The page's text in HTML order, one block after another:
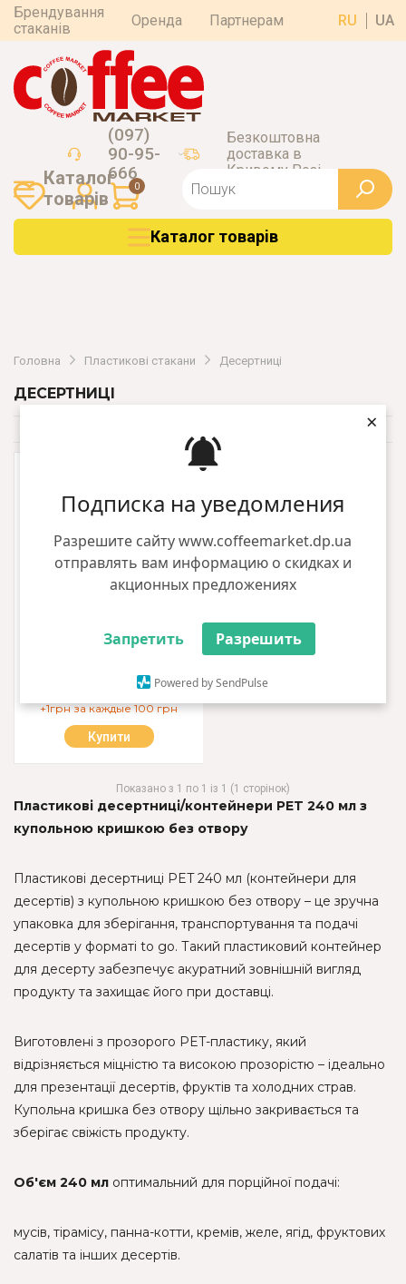
Подписка на уведомления
Разрешите сайту www.coffeemarket.dp.ua
отправлять вам информацию о скидках и
акционных предложениях
Запретить Разрешить
Powered by SendPulse
×
Брендування
стаканів
Оренда Партнерам RU UA
(097)
90-95-
666
Безкоштовна
доставка в
Кривому Розі
0
Каталог
товарiв
Каталог товарiв
Головна Пластикові стакани Десертниці
ДЕСЕРТНИЦІ
+1грн за каждые 100 грн
Купити
Показано з 1 по 1 із 1 (1 сторінок)
Пластикові десертниці/контейнери PET 240 мл з
купольною кришкою без отвору
Пластикові десертниці PET 240 мл (контейнери для
десертів) з купольною кришкою без отвору – це зручна
упаковка для зберігання, транспортування та подачі
десертів у форматі to go. Такий пластиковий контейнер
для десерту забезпечує акуратний зовнішній вигляд
продукту та захищає його при доставці.
Виготовлені з прозорого PET-пластику, який
відрізняється міцністю та високою прозорістю – ідеально
для презентації десертів, фруктів та холодних страв.
Купольна кришка без отвору щільно закривається та
зберігає свіжість продукту.
Об'єм 240 мл оптимальний для порційної подачі:
мусів, тірамісу, панна-котти, кремів, желе, ягід, фруктових
салатів та інших десертів.